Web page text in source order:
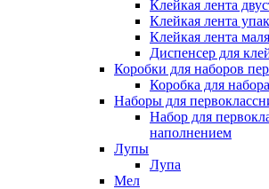
Клейкая лента
Клейкая лента
Клейкая лента
Диспенсер для
Коробки для наборов
Коробка для
Наборы для
Набор для
наполнением
Лупы
Лупа
Мел